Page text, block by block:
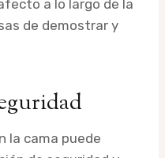
a lo largo de la
de demostrar y
la cama puede